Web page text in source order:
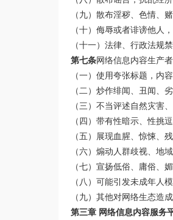
（九）散布淫秽、色情、
（十）侮辱或者诽谤他人
（十一）法律、行政法规
第七条网络信息内容生产
（一）使用夸张标题，内
（二）炒作绯闻、丑闻、
（三）不当评述自然灾害
（四）带有性暗示、性挑
（五）展现血腥、惊悚、
（六）煽动人群歧视、地
（七）宣扬低俗、庸俗、
（八）可能引发未成年人
（九）其他对网络生态造
第三章 网络信息内容服务